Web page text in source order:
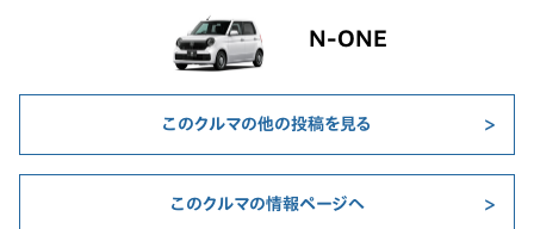
N-ONE
このクルマの他の投稿を見る
このクルマの情報ページへ